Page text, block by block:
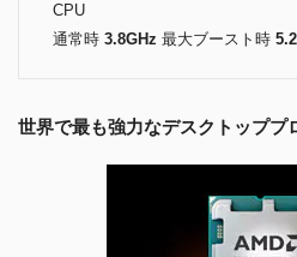
CPU
通常時 3.8GHz 最大ブースト時
世界で最も強力なデスクトッププ